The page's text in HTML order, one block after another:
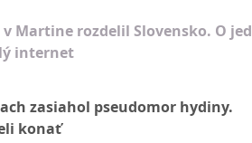
Martine rozdelil Slovensko. O
internet
zasiahol pseudomor hydiny.
konať